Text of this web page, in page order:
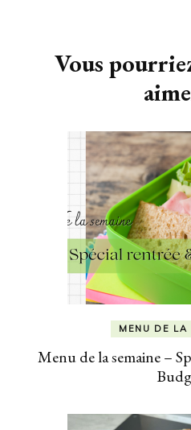
Vous
MENU DE LA
Menu de la semaine –